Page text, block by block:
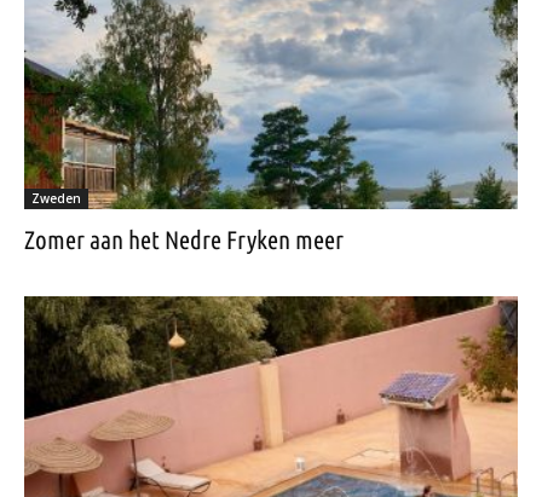
Zweden
Zomer aan het Nedre Fryken meer